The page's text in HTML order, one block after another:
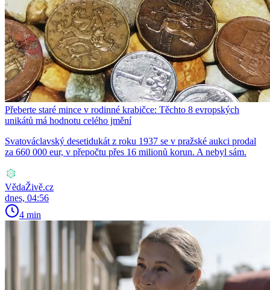
Přeberte staré mince v rodinné krabičce: Těchto 8 evropských
unikátů má hodnotu celého jmění
Svatováclavský desetidukát z roku 1937 se v pražské aukci prodal
za 660 000 eur, v přepočtu přes 16 milionů korun. A nebyl sám.
VědaŽivě.cz
dnes, 04:56
4 min